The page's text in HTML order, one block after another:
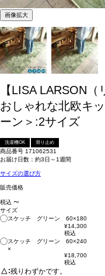
画像拡大
【LISA LARSON
おしゃれな北欧キ
ーン＞:2サイズ
洗濯機OK 滑り止め
商品番号 171062531
お届け日数：約3日～1週間
サイズの選び方
販売価格
税込 〜
サイズ
スケッチ グリーン 60×180
¥14,300
税込
スケッチ グリーン 60×240
×
¥18,700
税込
△ 残りわずかです。